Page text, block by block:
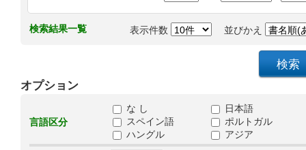
検索結果一覧 表示件数 並びかえ
オプション
言語区分
な し
日本語
スペイン語
ポルトガル
ハングル
アジア